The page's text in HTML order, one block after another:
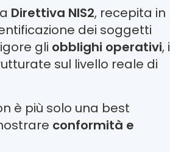
Direttiva NIS2, recepita in
dei soggetti
gli obblighi operativi, i
sul livello reale di
è più solo una best
conformità e